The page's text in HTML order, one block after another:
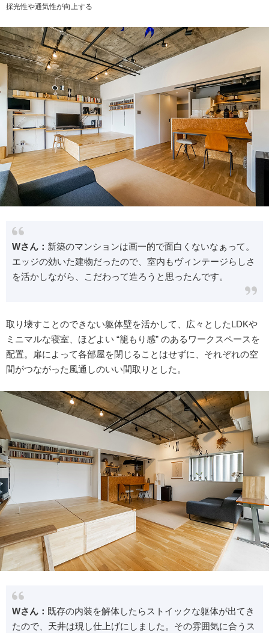
採光性や通気性が向上する
Wさん： 新築のマンションは画一的で面白くないなぁって。
エッジの効いた建物だったので、室内もヴィンテージらしさ
を活かしながら、こだわって造ろうと思ったんです。
取り壊すことのできない躯体壁を活かして、広々としたLDKや
ミニマルな寝室、ほどよい “籠もり感” のあるワークスペースを
配置。扉によって各部屋を閉じることはせずに、それぞれの空
間がつながった風通しのいい間取りとした。
Wさん： 既存の内装を解体したらストイックな躯体が出てき
たので、天井は現し仕上げにしました。その雰囲気に合うス